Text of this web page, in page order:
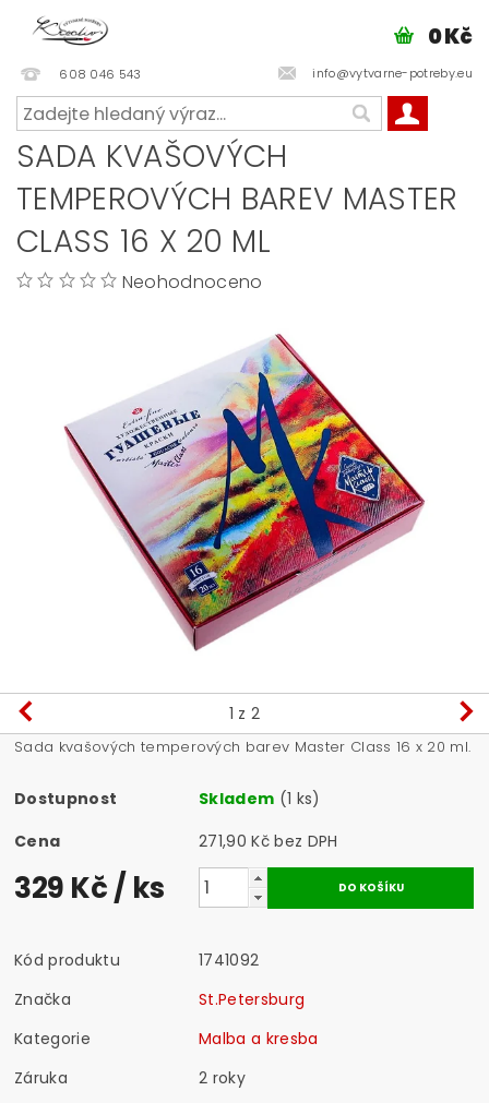
608 046 543 info@vytvarne-potreby.eu
0 Kč
SADA KVAŠOVÝCH
TEMPEROVÝCH BAREV MASTER
CLASS 16 X 20 ML
Neohodnoceno
1 z 2
Sada kvašových temperových barev Master Class 16 x 20 ml.
Dostupnost Skladem (1 ks)
Cena
271,90 Kč bez DPH
329 Kč/ ks
Kód produktu
1741092
Značka
St.Petersburg
Kategorie
Malba a kresba
Záruka
2 roky